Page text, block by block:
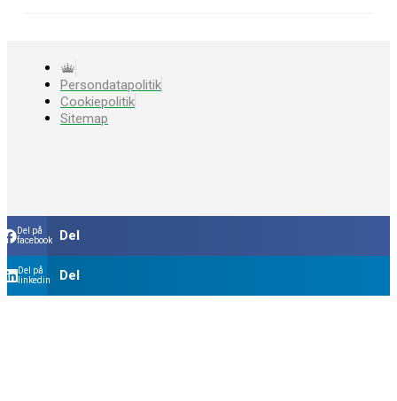
Persondatapolitik
Cookiepolitik
Sitemap
Del på
facebook
Del
Del på
linkedin
Del